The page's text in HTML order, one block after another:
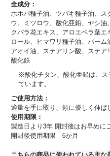
全成分：
ホホバ種子油、ツバキ種子油、
ウ、ミツロウ、酸化亜鉛、ヤシ
クバラ花エキス、アロエベラ葉
ロール、ヒマワリ種子油、パー
アオイ油、ステアリン酸、ステア
酸化鉄
※酸化チタン、酸化亜鉛は、ス
ています。
ご使用方法：
適量を手に取り、頬に優しく伸ば
使用期限：
製造日より3年 開封後はお早めに
開封後使用期限 6か月